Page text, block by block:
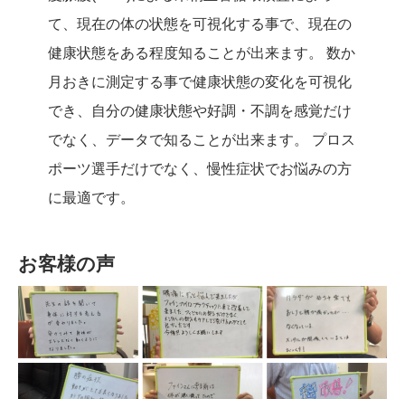
て、現在の体の状態を可視化する事で、現在の
健康状態をある程度知ることが出来ます。 数か
月おきに測定する事で健康状態の変化を可視化
でき、自分の健康状態や好調・不調を感覚だけ
でなく、データで知ることが出来ます。 プロス
ポーツ選手だけでなく、慢性症状でお悩みの方
に最適です。
お客様の声